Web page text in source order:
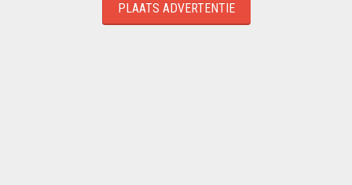
PLAATS ADVERTENTIE